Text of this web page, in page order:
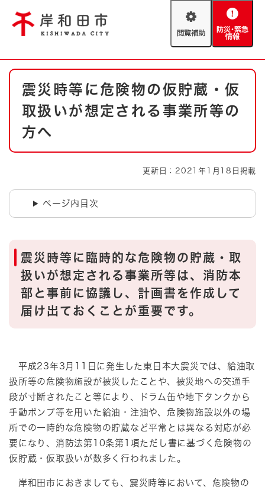
閲
助
防
緊
情
報
やさしい日本語
文字サイズ
防災・緊急情報 救急・消防
ハザードマップ AED設置箇所
本
震災時等に危険物の仮貯蔵・仮
取扱いが想定される事業所等の
方へ
更新日：2021年1月18日掲載
ページ内目次
震災時等に臨時的な危険物の貯蔵・取
扱いが想定される事業所等は、消防本
部と事前に協議し、計画書を作成して
届け出ておくことが重要です。
平成23年3月11日に発生した東日本大震災では、給油取
扱所等の危険物施設が被災したことや、被災地への交通手
段が寸断されたこと等により、ドラム缶や地下タンクから
手動ポンプ等を用いた給油・注油や、危険物施設以外の場
所での一時的な危険物の貯蔵など平常とは異なる対応が必
要になり、消防法第10条第1項ただし書に基づく危険物の
仮貯蔵・仮取扱いが数多く行われました。
岸和田市におきましても、震災時等において、危険物の